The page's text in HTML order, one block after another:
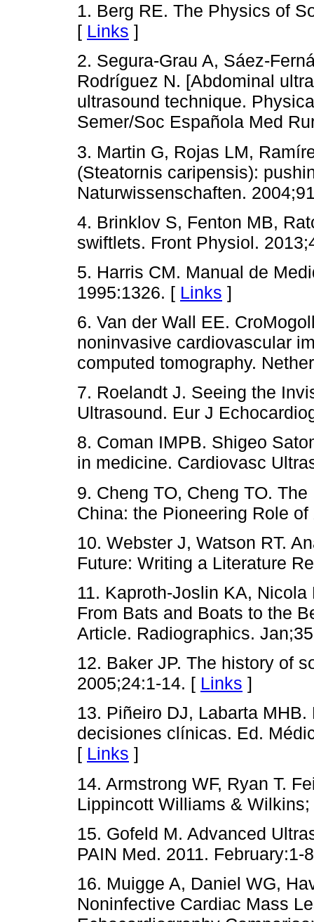
1. Berg RE. The Physics of
[ Links ]
2. Segura-Grau A, Sáez-
Rodríguez N. [Abdominal
ultrasound technique.
Semer/Soc Española Med
3. Martin G, Rojas LM,
(Steatornis caripensis):
Naturwissenschaften.
4. Brinklov S, Fenton MB,
swiftlets. Front Physiol.
5. Harris CM. Manual de
1995:1326. [ Links ]
6. Van der Wall EE.
noninvasive cardiovascular
computed tomography.
7. Roelandt J. Seeing the
Ultrasound. Eur J
8. Coman IMPB. Shigeo
in medicine. Cardiovasc
9. Cheng TO, Cheng TO.
China: the Pioneering Role
10. Webster J, Watson RT.
Future: Writing a Literature
11. Kaproth-Joslin KA,
From Bats and Boats to the
Article. Radiographics.
12. Baker JP. The history of
2005;24:1-14. [ Links ]
13. Piñeiro DJ, Labarta
decisiones clínicas. Ed.
[ Links ]
14. Armstrong WF, Ryan T.
Lippincott Williams &
15. Gofeld M. Advanced
PAIN Med. 2011. February:1-
16. Muigge A, Daniel WG,
Noninfective Cardiac Mass